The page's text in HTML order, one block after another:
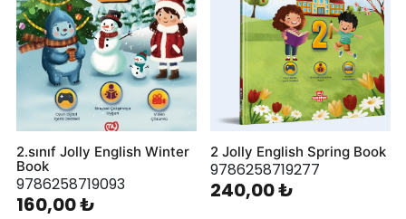
2.sınıf Jolly English Winter
Book
9786258719093
160,00 ₺
2 Jolly English Spring Book
9786258719277
240,00 ₺